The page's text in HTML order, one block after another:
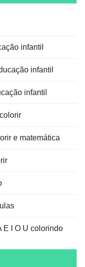
infantil
infantil
infantil
e matemática
E I O U colorindo